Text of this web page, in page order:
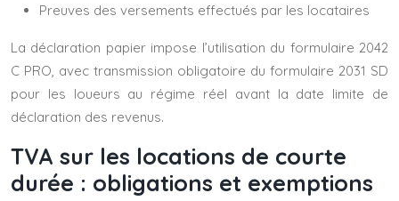
Preuves des versements effectués par les locataires
La déclaration papier impose l’utilisation du formulaire 2042
C PRO, avec transmission obligatoire du formulaire 2031 SD
pour les loueurs au régime réel avant la date limite de
déclaration des revenus.
TVA sur les locations de courte
durée : obligations et exemptions